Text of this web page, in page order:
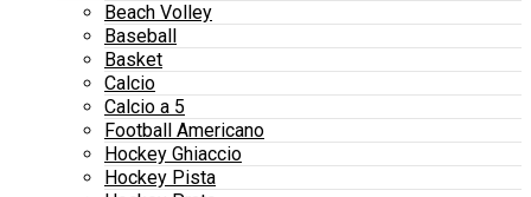
Beach Volley
Baseball
Basket
Calcio
Calcio a 5
Football Americano
Hockey Ghiaccio
Hockey Pista